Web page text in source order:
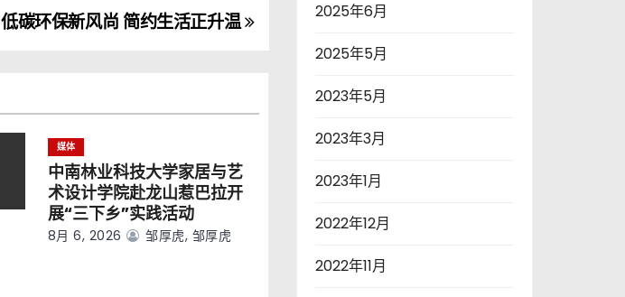
低碳环保新风尚 简约生活正升温
媒体
中南林业科技大学家居与艺
术设计学院赴龙山惹巴拉开
展“三下乡”实践活动
8月 6, 2026 邹厚虎, 邹厚虎
2025年6月
2025年5月
2023年5月
2023年3月
2023年1月
2022年12月
2022年11月